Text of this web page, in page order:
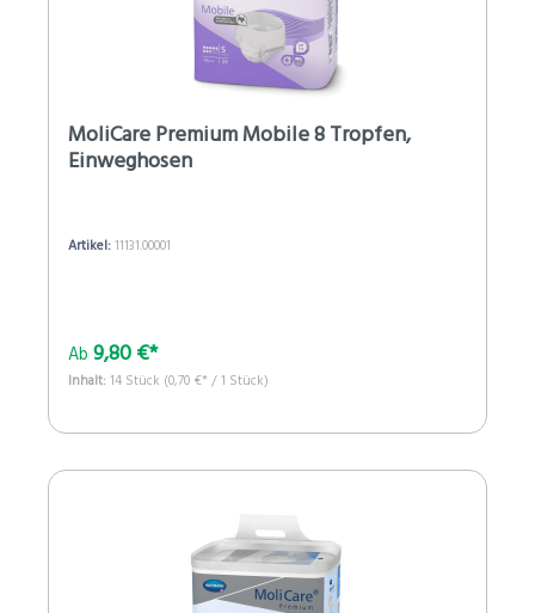
MoliCare Premium Mobile 8 Tropfen,
Einweghosen
Artikel:11131.00001
Ab 9,80 €*
Inhalt:14 Stück (0,70 €* / 1 Stück)